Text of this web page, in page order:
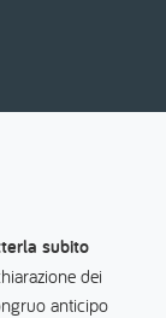
subito
dei
anticipo